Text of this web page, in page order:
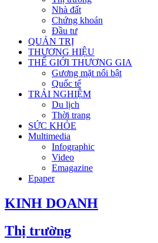
Nhà đất
Chứng khoán
Đầu tư
QUẢN TRỊ
THƯƠNG HIỆU
THẾ GIỚI THƯƠNG GIA
Gương mặt nổi bật
Quốc tế
TRẢI NGHIỆM
Du lịch
Thời trang
SỨC KHỎE
Multimedia
Infographic
Video
Emagazine
Epaper
KINH DOANH
Thị trường